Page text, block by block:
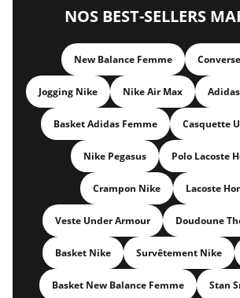
NOS BEST-SELLERS
New Balance Femme
Jogging Nike Nike Air Max
Basket Adidas Femme Casquette
Nike Pegasus Polo Lacoste
Crampon Nike Lacoste
Veste Under Armour Doudoune
Basket Nike Survêtement Nike
Basket New Balance Femme Stan